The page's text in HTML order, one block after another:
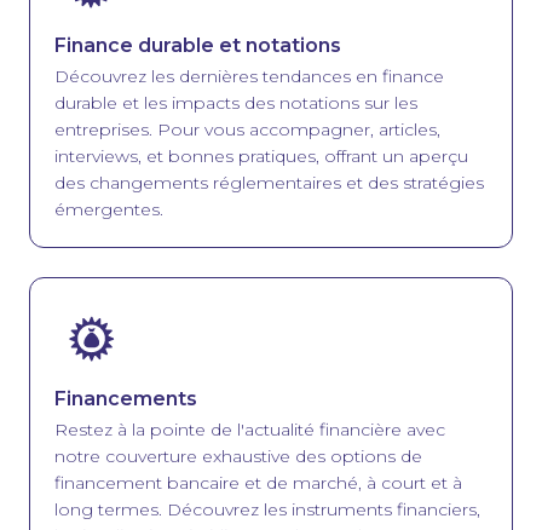
Finance durable et notations
Découvrez les dernières tendances en finance
durable et les impacts des notations sur les
entreprises. Pour vous accompagner, articles,
interviews, et bonnes pratiques, offrant un aperçu
des changements réglementaires et des stratégies
émergentes.
Image
Financements
Restez à la pointe de l'actualité financière avec
notre couverture exhaustive des options de
financement bancaire et de marché, à court et à
long termes. Découvrez les instruments financiers,